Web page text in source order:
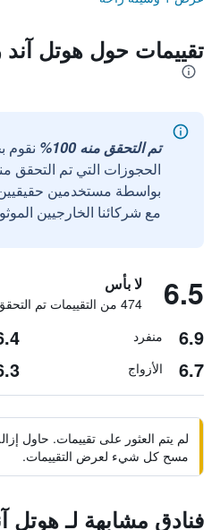
تقييمات حول هوتل آند
تم التحقق منه 100%
نقوم
الحجوزات التي تم التحقق
مع شركائنا الخارجيين
6.5 لا بأس
474 من التقييمات تم التحقق منها
6.9 منفرد
6.7 الأزواج
لم يتم العثور على تقييمات. حاول
مسح كل شيء لعرض التقييمات.
فنادق مشابهة لـ هوتل